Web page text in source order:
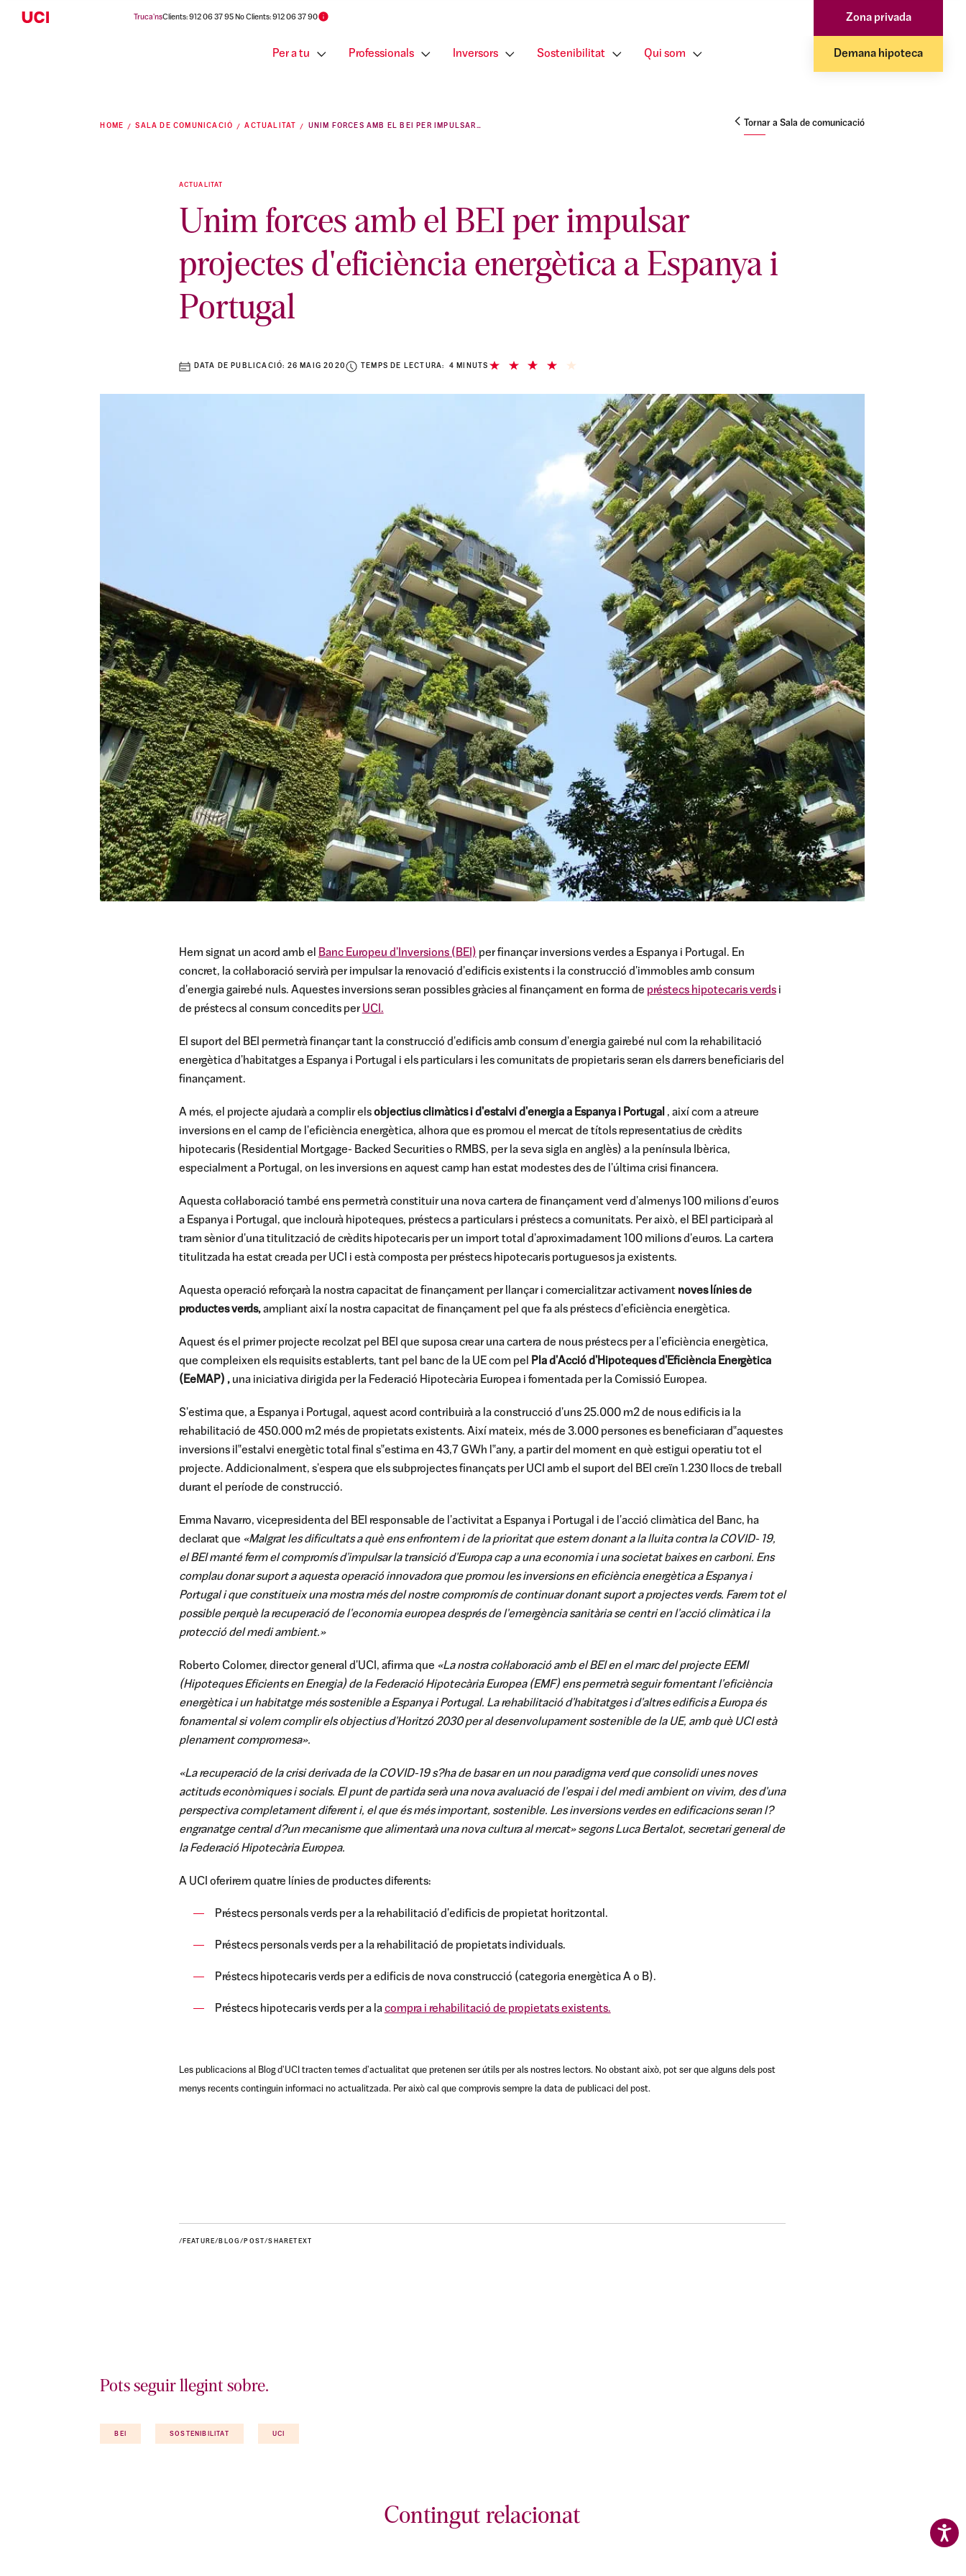
Truca'nsClients: 912 06 37 95 No Clients: 912 06 37 90 Zona privada
Per a tu Professionals Inversors Sostenibilitat Qui som Demana hipoteca
HOME SALA DE COMUNICACIÓ ACTUALITAT UNIM FORCES AMB EL BEI PER IMPULSAR PROJECTES D'EFICIÈNCIA ENERGÈTICA A ESPANYA I PORTUGAL Tornar a Sala de comunicació
ACTUALITAT
Unim forces amb el BEI per impulsar
projectes d'eficiència energètica a Espanya i
Portugal
DATA DE PUBLICACIÓ: 26 MAIG 2020 TEMPS DE LECTURA: 4 MINUTS
Hem signat un acord amb el Banc Europeu d'Inversions (BEI) per finançar inversions verdes a Espanya i Portugal. En
concret, la col·laboració servirà per impulsar la renovació d'edificis existents i la construcció d'immobles amb consum
d'energia gairebé nuls. Aquestes inversions seran possibles gràcies al finançament en forma de préstecs hipotecaris verdsi
de préstecs al consum concedits per UCI.
El suport del BEI permetrà finançar tant la construcció d'edificis amb consum d'energia gairebé nul com la rehabilitació
energètica d'habitatges a Espanya i Portugal i els particulars i les comunitats de propietaris seran els darrers beneficiaris del
finançament.
A més, el projecte ajudarà a complir elsobjectius climàtics i d'estalvi d'energia a Espanya i Portugal , així com a atreure
inversions en el camp de l'eficiència energètica, alhora que es promou el mercat de títols representatius de crèdits
hipotecaris (Residential Mortgage- Backed Securities o RMBS, per la seva sigla en anglès) a la península Ibèrica,
especialment a Portugal, on les inversions en aquest camp han estat modestes des de l'última crisi financera.
Aquesta col·laboració també ens permetrà constituir una nova cartera de finançament verd d'almenys 100 milions d'euros
a Espanya i Portugal, que inclourà hipoteques, préstecs a particulars i préstecs a comunitats. Per això, el BEI participarà al
tram sènior d'una titulització de crèdits hipotecaris per un import total d'aproximadament 100 milions d'euros. La cartera
titulitzada ha estat creada per UCI i està composta per préstecs hipotecaris portuguesos ja existents.
Aquesta operació reforçarà la nostra capacitat de finançament per llançar i comercialitzar activament noves línies de
productes verds,ampliant així la nostra capacitat de finançament pel que fa als préstecs d'eficiència energètica.
Aquest és el primer projecte recolzat pel BEI que suposa crear una cartera de nous préstecs per a l'eficiència energètica,
que compleixen els requisits establerts, tant pel banc de la UE com pel
Pla d'Acció d'Hipoteques d'Eficiència Energètica
(EeMAP) ,una iniciativa dirigida per la Federació Hipotecària Europea i fomentada per la Comissió Europea.
S'estima que, a Espanya i Portugal, aquest acord contribuirà a la construcció d'uns 25.000 m2 de nous edificis ia la
rehabilitació de 450.000 m2 més de propietats existents. Així mateix, més de 3.000 persones es beneficiaran d‟aquestes
inversions il‟estalvi energètic total final s‟estima en 43,7 GWh l‟any, a partir del moment en què estigui operatiu tot el
projecte. Addicionalment, s'espera que els subprojectes finançats per UCI amb el suport del BEI creïn 1.230 llocs de treball
durant el període de construcció.
Emma Navarro, vicepresidenta del BEI responsable de l'activitat a Espanya i Portugal i de l'acció climàtica del Banc, ha
declarat que «Malgrat les dificultats a què ens enfrontem i de la prioritat que estem donant a la lluita contra la COVID- 19,
el BEI manté ferm el compromís d'impulsar la transició d'Europa cap a una economia i una societat baixes en carboni. Ens
complau donar suport a aquesta operació innovadora que promou les inversions en eficiència energètica a Espanya i
Portugal i que constitueix una mostra més del nostre compromís de continuar donant suport a projectes verds. Farem tot el
possible perquè la recuperació de l'economia europea després de l'emergència sanitària se centri en l'acció climàtica i la
protecció del medi ambient.»
Roberto Colomer, director general d'UCI, afirma que «La nostra col·laboració amb el BEI en el marc del projecte EEMI
(Hipoteques Eficients en Energia) de la Federació Hipotecària Europea (EMF) ens permetrà seguir fomentant l'eficiència
energètica i un habitatge més sostenible a Espanya i Portugal. La rehabilitació d'habitatges i d'altres edificis a Europa és
fonamental si volem complir els objectius d'Horitzó 2030 per al desenvolupament sostenible de la UE, amb què UCI està
plenament compromesa».
«La recuperació de la crisi derivada de la COVID-19 s?ha de basar en un nou paradigma verd que consolidi unes noves
actituds econòmiques i socials. El punt de partida serà una nova avaluació de l'espai i del medi ambient on vivim, des d'una
perspectiva completament diferent i, el que és més important, sostenible. Les inversions verdes en edificacions seran l?
engranatge central d?un mecanisme que alimentarà una nova cultura al mercat» segons Luca Bertalot, secretari general de
la Federació Hipotecària Europea.
A UCI oferirem quatre línies de productes diferents:
Préstecs personals verds per a la rehabilitació d'edificis de propietat horitzontal.
Préstecs personals verds per a la rehabilitació de propietats individuals.
Préstecs hipotecaris verds per a edificis de nova construcció (categoria energètica A o B).
Préstecs hipotecaris verds per a lacompra i rehabilitació de propietats existents.
Les publicacions al Blog d'UCI tracten temes d'actualitat que pretenen ser útils per als nostres lectors. No obstant això, pot ser que alguns dels post
menys recents continguin informaci no actualitzada. Per això cal que comprovis sempre la data de publicaci del post.
/FEATURE/BLOG/POST/SHARETEXT
Pots seguir llegint sobre.
BEI SOSTENIBILITAT UCI
Contingut relacionat